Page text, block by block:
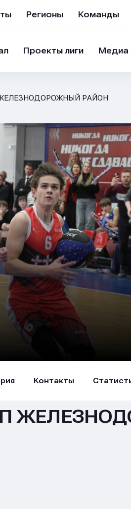
Регионы Команды
Проекты лиги Медиа
РАЙОН
Контакты